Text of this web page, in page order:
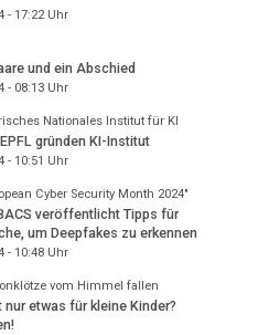
- 17:22Uhr
und ein Abschied
- 08:13Uhr
Nationales Institut für KI
gründen KI-Institut
- 10:51 Uhr
Cyber Security Month 2024"
veröffentlicht Tipps für
um Deepfakes zu erkennen
- 10:48Uhr
vom Himmel fallen
nur etwas für kleine Kinder?